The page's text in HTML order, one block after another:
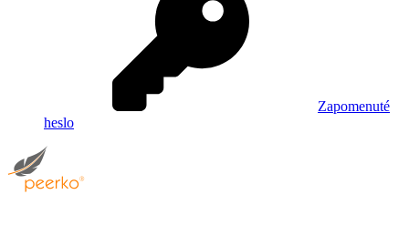
Zapomenuté
heslo